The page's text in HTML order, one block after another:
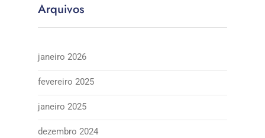
Arquivos
janeiro 2026
fevereiro 2025
janeiro 2025
dezembro 2024